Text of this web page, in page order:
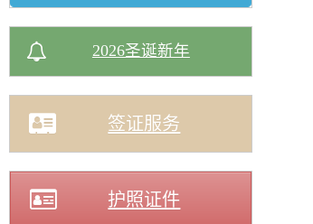
2026圣诞新年
签证服务
护照证件